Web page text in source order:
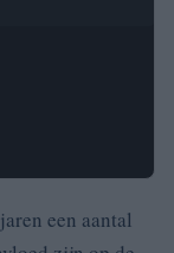
een aantal